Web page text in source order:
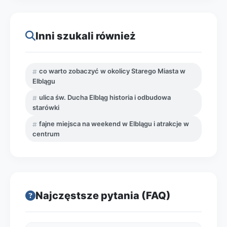
Inni szukali również
co warto zobaczyć w okolicy Starego Miasta w
Elblągu
ulica św. Ducha Elbląg historia i odbudowa
starówki
fajne miejsca na weekend w Elblągu i atrakcje w
centrum
Najczęstsze pytania (FAQ)